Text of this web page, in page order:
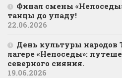
Финал смены
танцы до упаду!
22.06.2026
День культуры народов
лагере «Непоседы»:
северного сияния.
19.06.2026